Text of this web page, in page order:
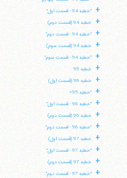
+ "خطبه 94 - قسمت اول"
+ خطبه 94 (قسمت دوم)
+ "خطبه 94 - قسمت دوم"
+ خطبه 94 (قسمت سوم)
+ "خطبه 94 - قسمت سوم"
+ خطبه 95
+ خطبه 96 (قسمت اول)
+ "خطبه 95»
+ "خطبه 96 - قسمت اول"
+ خطبه 96 (قسمت دوم)
+ "خطبه 96 - قسمت دوم"
+ خطبه 97 (قسمت اول)
+ "خطبه 97 - قسمت اول"
+ خطبه 97 (قسمت دوم)
+ "خطبه 97 - قسمت دوم"
ایران